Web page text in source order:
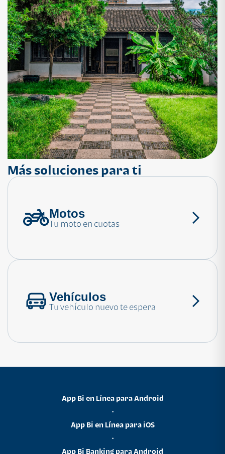
¿Necesitas ayuda?
Más soluciones para ti
Motos
Tu moto en cuotas
Vehículos
Tu vehículo nuevo te espera
App Bi en Línea para Android
•
App Bi en Línea para iOS
•
App Bi Banking para Android